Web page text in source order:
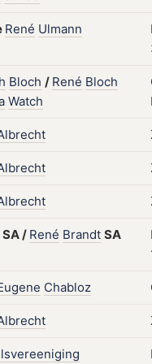
René Ulmann
Bloch / René Bloch
Watch
SA/ René Brandt SA
Chabloz